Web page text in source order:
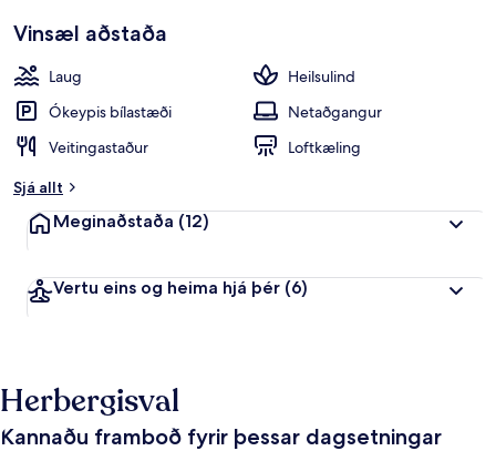
Vinsæl aðstaða
Laug
Heilsulind
Ókeypis bílastæði
Netaðgangur
Veitingastaður
Loftkæling
Sjá allt
Meginaðstaða (12)
Vertu eins og heima hjá þér (6)
Herbergisval
Kannaðu framboð fyrir þessar dagsetningar